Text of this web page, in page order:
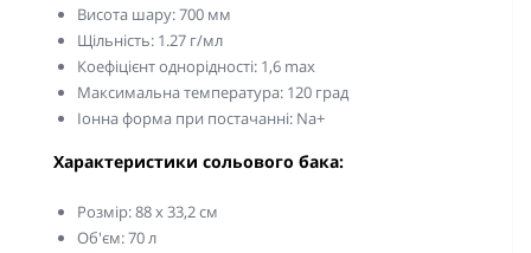
Висота шару: 700 мм
Щільність: 1.27 г/мл
Коефіцієнт однорідності: 1,6 max
Максимальна температура: 120 град
Іонна форма при постачанні: Na+
Характеристики сольового бака:
Розмір: 88 х 33,2 см
Об'єм: 70 л